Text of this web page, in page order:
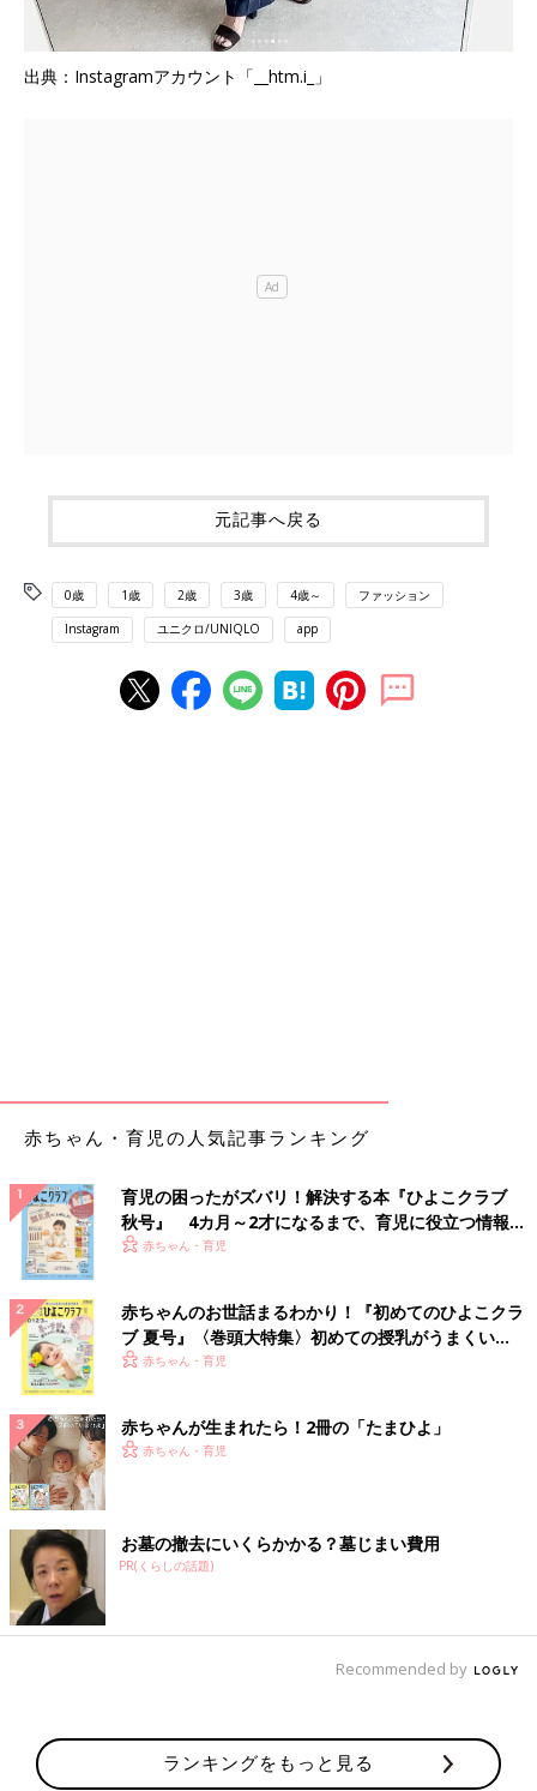
出典：Instagramアカウント「__htm.i_」
元記事へ戻る
0歳 1歳 2歳 3歳 4歳～ ファッション
Instagram ユニクロ/UNIQLO app
赤ちゃん・育児の人気記事ランキング
育児の困ったがズバリ！解決する本『ひよこクラブ
秋号』 4カ月～2才になるまで、育児に役立つ情報が
いっぱい！
赤ちゃん・育児
赤ちゃんのお世話まるわかり！『初めてのひよこクラ
ブ 夏号』〈巻頭大特集〉初めての授乳がうまくい
く！ おっぱい・ミルクの基本と夏のトラブル 解決テ
赤ちゃん・育児
赤ちゃんが生まれたら！2冊の「たまひよ」
赤ちゃん・育児
お墓の撤去にいくらかかる？墓じまい費用
PR(くらしの話題)
Recommended by
ランキングをもっと見る